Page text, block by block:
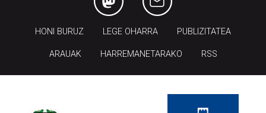
HONI BURUZ LEGE OHARRA PUBLIZITATEA
ARAUAK HARREMANETARAKO RSS